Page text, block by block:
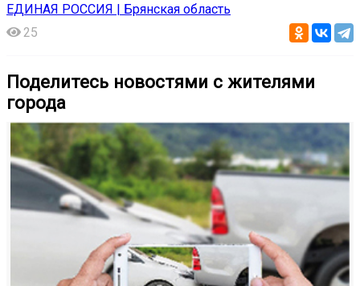
ЕДИНАЯ РОССИЯ | Брянская область
25
Поделитесь новостями с жителями
города